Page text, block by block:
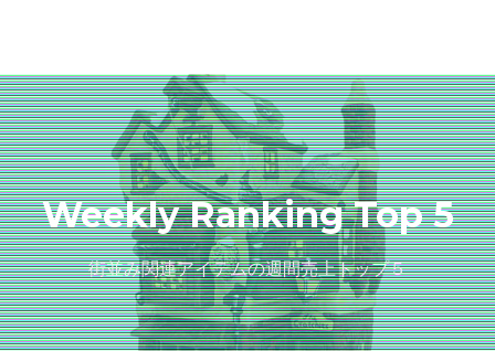
Weekly Ranking Top 5
街並み関連アイテムの週間売上トップ５